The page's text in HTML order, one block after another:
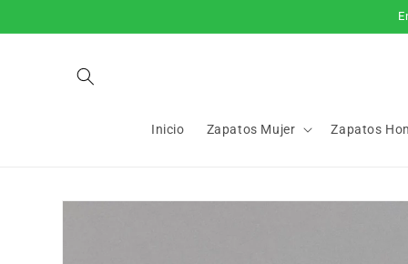
al contenido
Inicio Zapatos Mujer Zapatos
directamente